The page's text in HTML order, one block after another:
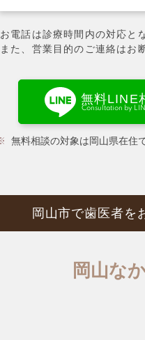
お電話は診療時間内の対応と
また、営業目的のご連絡はお
無料LINE
Consultation by
無料相談の対象は岡山県在住
岡山市で歯医者を
岡山な